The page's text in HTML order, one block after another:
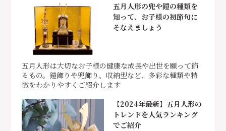
五月人形の兜や鎧の種類を
知って、お子様の初節句に
そなえましょう
五月人形は大切なお子様の健康な成長や出世を願って飾
るもの。鎧飾りや兜飾り、収納型など、多彩な種類や特
徴をわかりやすくご紹介します
【2024年最新】五月人形の
トレンドを人気ランキング
でご紹介